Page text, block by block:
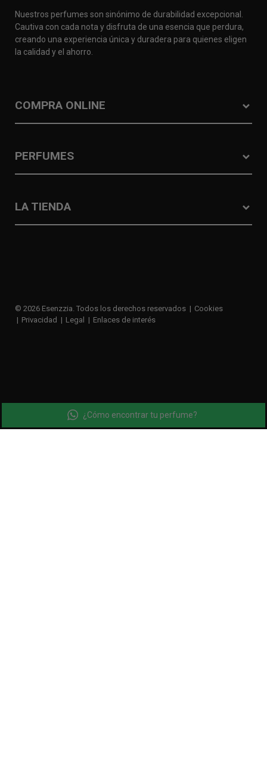
¿Cómo encontrar tu perfume?
Nuestros perfumes son sinónimo de durabilidad excepcional.
Cautiva con cada nota y disfruta de una esencia que perdura,
creando una experiencia única y duradera para quienes eligen
la calidad y el ahorro.
COMPRA ONLINE
PERFUMES
LA TIENDA
© 2026 Esenzzia. Todos los derechos reservados
Cookies
Privacidad
Legal Enlaces de interés